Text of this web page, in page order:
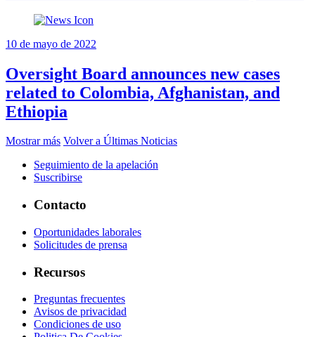
10 de mayo de 2022
Oversight Board announces new cases
related to Colombia, Afghanistan, and
Ethiopia
Mostrar más Volver a Últimas Noticias
Seguimiento de la apelación
Suscribirse
Contacto
Oportunidades laborales
Solicitudes de prensa
Recursos
Preguntas frecuentes
Avisos de privacidad
Condiciones de uso